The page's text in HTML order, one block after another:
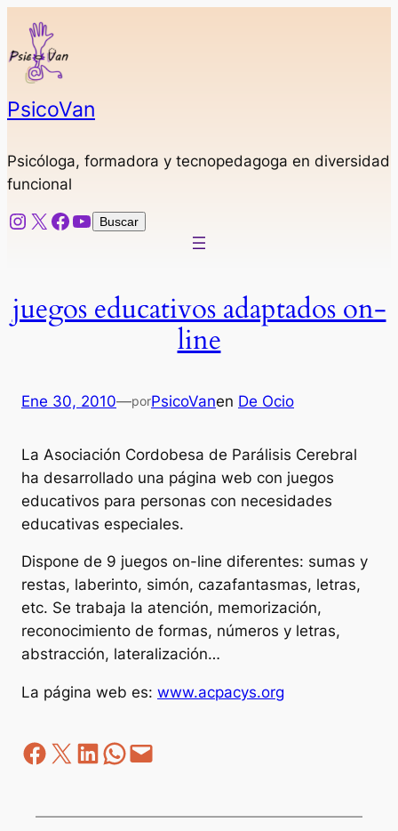
Saltar
contenido
PsicoVan
Psicóloga, formadora y tecnopedagoga en diversidad
funcional
Instagram
X Facebook
YouTube
Buscar
Buscar
juegos educativos adaptados on-
line
Ene 30, 2010—porPsicoVanen De Ocio
La Asociación Cordobesa de Parálisis Cerebral
ha desarrollado una página web con juegos
educativos para personas con necesidades
educativas especiales.
Dispone de 9 juegos on-line diferentes: sumas y
restas, laberinto, simón, cazafantasmas, letras,
etc. Se trabaja la atención, memorización,
reconocimiento de formas, números y letras,
abstracción, lateralización…
La página web es: www.acpacys.org
Facebook
Z LinkedIn
WhatsApp
correo electrónico